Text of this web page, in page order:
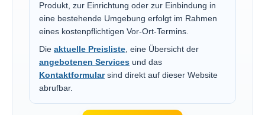
Produkt, zur Einrichtung oder zur Einbindung in
eine bestehende Umgebung erfolgt im Rahmen
eines kostenpflichtigen Vor-Ort-Termins.
Die aktuelle Preisliste, eine Übersicht der
angebotenen Services und das
Kontaktformularsind direkt auf dieser Website
abrufbar.